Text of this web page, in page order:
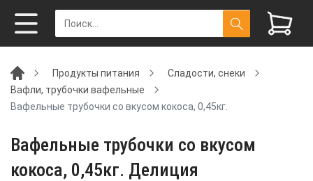
Продукты питания
Сладости, снеки
Вафли, трубочки вафельные
Вафельные трубочки со вкусом кокоса, 0,45кг.
Вафельные трубочки со вкусом
кокоса, 0,45кг. Делиция